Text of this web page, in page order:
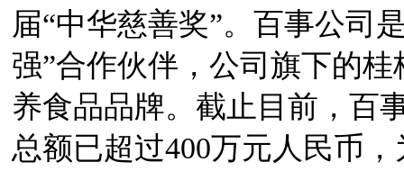
届“中华慈善奖”。百事公司
强”合作伙伴，公司旗下的
养食品品牌。截止目前，百
总额已超过400万元人民币